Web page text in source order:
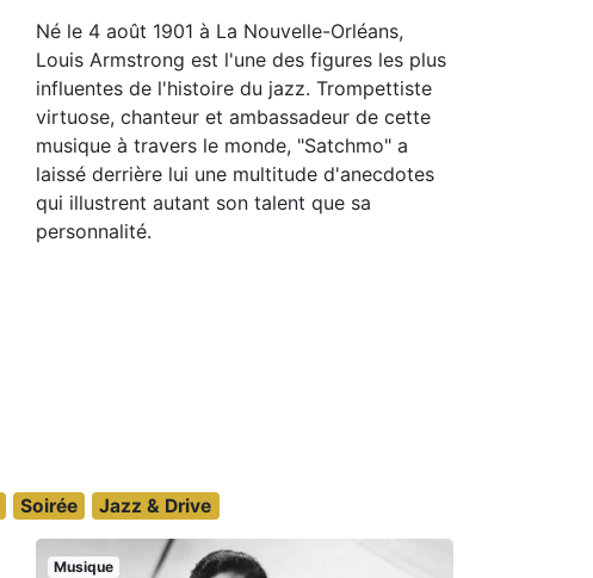
Né le 4 août 1901 à La Nouvelle-Orléans,
Louis Armstrong est l'une des figures les plus
influentes de l'histoire du jazz. Trompettiste
virtuose, chanteur et ambassadeur de cette
musique à travers le monde, "Satchmo" a
laissé derrière lui une multitude d'anecdotes
qui illustrent autant son talent que sa
personnalité.
Soirée Jazz & Drive
Musique